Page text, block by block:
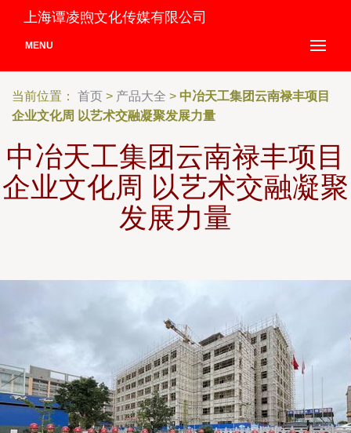
上海谭凌煦文化传媒有限公司
MENU
当前位置： 首页 > 产品大全 > 中冶天工集团云南禄丰项目
企业文化周 以艺术交融凝聚发展力量
中冶天工集团云南禄丰项目
企业文化周 以艺术交融凝聚
发展力量